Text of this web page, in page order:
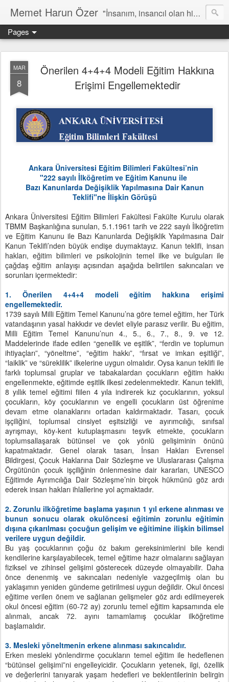
Memet Harun Özer "İnsanım, insancıl olan hiç bir şey bana yabancı kalamaz…" -Terentius
Pages
MAR
8
Önerilen 4+4+4 Modeli Eğitim Hakkına
Erişimi Engellemektedir
Ankara Üniversitesi Eğitim Bilimleri Fakültesi’nin
"222 sayılı İlköğretim ve Eğitim Kanunu ile
Bazı Kanunlarda Değişiklik Yapılmasına Dair Kanun
Teklifi"ne İlişkin Görüşü
Ankara Üniversitesi Eğitim Bilimleri Fakültesi Fakülte Kurulu olarak
TBMM Başkanlığına sunulan, 5.1.1961 tarih ve 222 sayılı İlköğretim
ve Eğitim Kanunu ile Bazı Kanunlarda Değişiklik Yapılmasına Dair
Kanun Teklifi’nden büyük endişe duymaktayız. Kanun teklifi, insan
hakları, eğitim bilimleri ve psikolojinin temel ilke ve bulguları ile
çağdaş eğitim anlayışı açısından aşağıda belirtilen sakıncaları ve
sorunları içermektedir:
1. Önerilen 4+4+4 modeli eğitim hakkına erişimi
engellemektedir.
1739 sayılı Milli Eğitim Temel Kanunu’na göre temel eğitim, her Türk
vatandaşının yasal hakkıdır ve devlet eliyle parasız verilir. Bu eğitim,
Milli Eğitim Temel Kanunu’nun 4., 5., 6., 7., 8., 9. ve 12.
Maddelerinde ifade edilen “genellik ve eşitlik”, “ferdin ve toplumun
ihtiyaçları”, “yöneltme”, “eğitim hakkı”, “fırsat ve imkan eşitliği”,
“laiklik” ve “süreklilik” ilkelerine uygun olmalıdır. Oysa kanun teklifi ile
farklı toplumsal gruplar ve tabakalardan çocukların eğitim hakkı
engellenmekte, eğitimde eşitlik ilkesi zedelenmektedir. Kanun teklifi,
8 yıllık temel eğitimi fiilen 4 yıla indirerek kız çocuklarının, yoksul
çocukların, köy çocuklarının ve engelli çocukların üst öğrenime
devam etme olanaklarını ortadan kaldırmaktadır. Tasarı, çocuk
işçiliğini, toplumsal cinsiyet eşitsizliği ve ayırımcılığı, sınıfsal
ayrışmayı, köy-kent kutuplaşmasını teşvik etmekte, çocukların
toplumsallaşarak bütünsel ve çok yönlü gelişiminin önünü
kapatmaktadır. Genel olarak tasarı, İnsan Hakları Evrensel
Bildirgesi, Çocuk Haklarına Dair Sözleşme ve Uluslararası Çalışma
Örgütünün çocuk işçiliğinin önlenmesine dair kararları, UNESCO
Eğitimde Ayrımcılığa Dair Sözleşme’nin birçok hükmünü göz ardı
ederek insan hakları ihlallerine yol açmaktadır.
2. Zorunlu ilköğretime başlama yaşının 1 yıl erkene alınması ve
bunun sonucu olarak okulöncesi eğitimin zorunlu eğitimin
dışına çıkarılması çocuğun gelişim ve eğitimine ilişkin bilimsel
verilere uygun değildir.
Bu yaş çocuklarının çoğu öz bakım gereksinimlerini bile kendi
kendilerine karşılayabilecek, temel eğitime hazır olmalarını sağlayan
fiziksel ve zihinsel gelişimi gösterecek düzeyde olmayabilir. Daha
önce denenmiş ve sakıncaları nedeniyle vazgeçilmiş olan bu
yaklaşımın yeniden gündeme getirilmesi uygun değildir. Okul öncesi
eğitime verilen önem ve sağlanan gelişmeler göz ardı edilmeyerek
okul öncesi eğitim (60-72 ay) zorunlu temel eğitim kapsamında ele
alınmalı, ancak 72. ayını tamamlamış çocuklar ilköğretime
başlamalıdır.
3. Mesleki yöneltmenin erkene alınması sakıncalıdır.
Erken mesleki yönlendirme çocukların temel eğitim ile hedeflenen
“bütünsel gelişimi”ni engelleyicidir. Çocukların yetenek, ilgi, özellik
ve değerlerini tanıyarak yaşam hedefleri ve beklentilerinin belirgin